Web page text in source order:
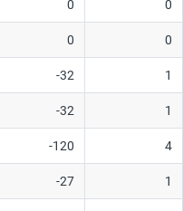
0 0
0 0
-32 1
-32 1
-120 4
-27 1